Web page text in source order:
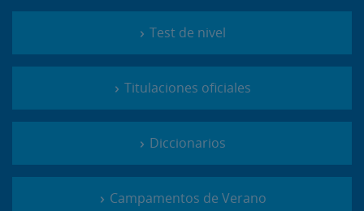
Test de nivel
Titulaciones oficiales
Diccionarios
Campamentos de Verano